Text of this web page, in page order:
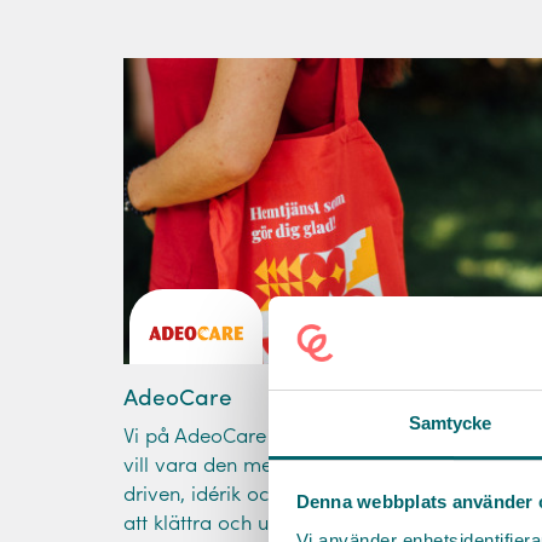
Samtycke
Denna webbplats använder
AdeoCare
Vi på AdeoCare brinner för vår uppgift och vi
vill vara den mest glädjande hemtjänsten. Är
driven, idérik och nyfiken? Här får du
att klättra och utvecklas utifrån dina intressen.